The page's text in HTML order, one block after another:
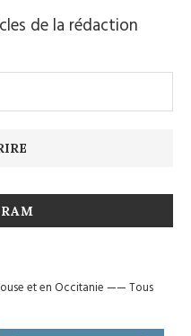
de la rédaction
et en Occitanie——Tous